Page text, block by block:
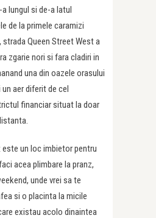
lungul si de-a latul
de la primele caramizi
Queen Street West a
zgarie nori si fara cladiri in
una din oazele orasului
aer diferit de cel
financiar situat la doar
este un loc imbietor pentru
acea plimbare la pranz,
unde vrei sa te
si o placinta la micile
existau acolo dinaintea